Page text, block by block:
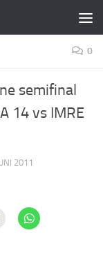
0
semifinal
14 vs IMRE
2011